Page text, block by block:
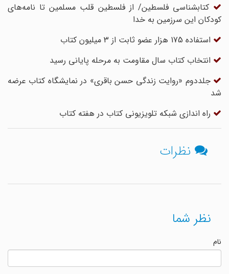
کتابشناسی فلسطین/ از فلسطین قلب مسلمین تا نامه‌های
کودکان این سرزمین به خدا
استفاده 175 هزار عضو ثابت از 3 میلیون کتاب
انتخاب کتاب سال مقاومت به مرحله پایانی رسید
جلددوم «روایت زندگی حسن باقری» در نمایشگاه کتاب عرضه
شد
راه اندازی شبکه تلویزیونی کتاب در هفته کتاب
نظرات
نظر شما